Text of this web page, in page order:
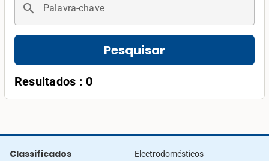
search Palavra-chave
Pesquisar
Resultados : 0
Classificados
Electrodomésticos